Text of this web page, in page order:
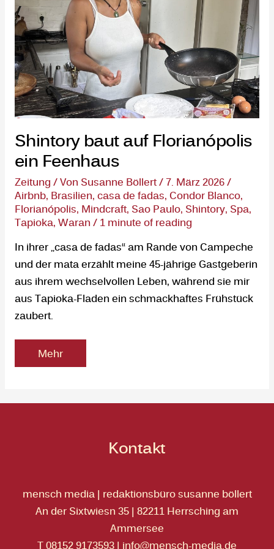
Shintory baut auf Florianópolis
ein Feenhaus
Zeitung / Von Susanne Böllert/ 7. März 2026/
Airbnb, Brasilien, casa de fadas, Condor Blanco,
Florianópolis, Mindcraft, Sao Paulo, Shintory, Spa,
Tapioka, Waran / 1 minute of reading
In ihrer „casa de fadas“ am Rande von Campeche
und der mata erzählt meine 45-jährige Gastgeberin
aus ihrem wechselvollen Leben, während sie mir
aus Tapioka-Fladen ein schmackhaftes Frühstück
zaubert.
Mehr
Kontakt
mensch media | redaktionsbüro susanne böllert
An der Sixtwiesn 35 | 82211 Herrsching am
Ammersee